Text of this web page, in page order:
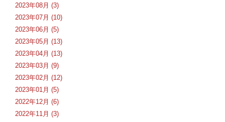
2023年08月 (3)
2023年07月 (10)
2023年06月 (5)
2023年05月 (13)
2023年04月 (13)
2023年03月 (9)
2023年02月 (12)
2023年01月 (5)
2022年12月 (6)
2022年11月 (3)